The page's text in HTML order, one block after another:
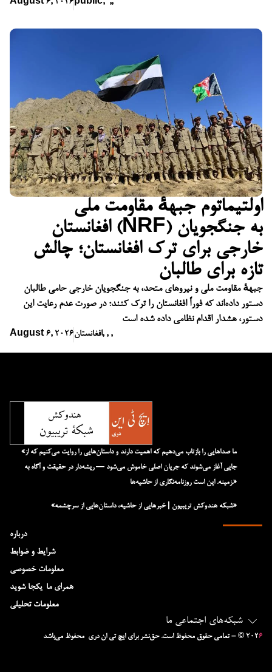
August 6, 2026 public, ,,
اولتیماتوم جبههٔ مقاومت ملی
افغانستان (NRF) به جنگجویان
خارجی برای ترک افغانستان؛ چالش
تازه برای طالبان
جبههٔ مقاومت ملی و نیروهای متحد، به جنگجویان خارجی حامی طالبان
دستور داده‌اند که فوراً افغانستان را ترک کنند؛ در صورت عدم رعایت این
دستور، هشدار اقدام نظامی داده شده است
August 6, 2026افغانستان, , ,
شبکه‌های اجتماعی ما
– © ۲۰۲۶ تمامی حقوق محفوظ است. حق‌نشر برای ایچ‌ تی‌ ان دری محفوظ می‌باشد
درباره
شرایط و ضوابط
معلومات خصوصی
همرای ما-یکجا شوید
معلومات تحلیلی
«ما صداهایی را بازتاب می‌دهیم که اهمیت دارند و داستان‌هایی را روایت می‌کنیم که از
جایی آغاز می‌شوند که جریان اصلی خاموش می‌شود — ریشه‌دار در حقیقت و آگاه به
زمینه. این است روزنامه‌نگاری از حاشیه‌ها.»
«شبکه هند‌و‌کش تریبیون | خبرهایی از حاشیه، داستان‌هایی از سرچشمه»